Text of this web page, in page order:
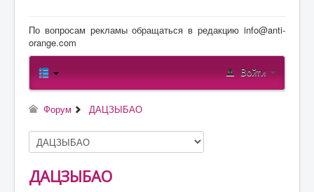
Форум
О проекте
По вопросам рекламы обращаться в редакцию info@anti-
orange.com
Войти
Форум ДАЦЗЫБАО
ДАЦЗЫБАО